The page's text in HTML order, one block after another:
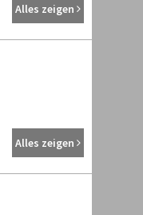
Alles zeigen
Alles zeigen